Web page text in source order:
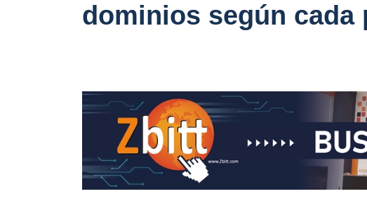
dominios según cada